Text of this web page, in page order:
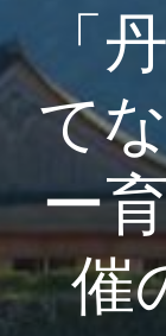
「
て
ー
催